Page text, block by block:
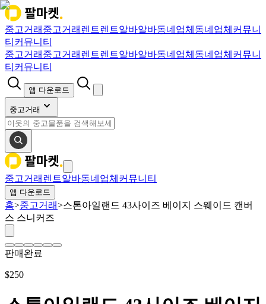
중고거래 중고거래 렌트렌트알바알바동네업체 동네업체 커뮤니
티 커뮤니티
중고거래 중고거래 렌트렌트알바알바동네업체 동네업체 커뮤니
티 커뮤니티
앱 다운로드
중고거래
중고거래 렌트알바동네업체 커뮤니티
앱 다운로드
홈>중고거래>스톤아일랜드 43사이즈 베이지 스웨이드 캔버
스 스니커즈
판매완료
$250